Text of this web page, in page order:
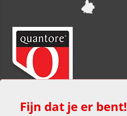
Fijn dat je er bent!